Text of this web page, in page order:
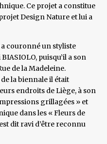
Ce projet a constitue
Design Nature et lui a
couronné un styliste
puisqu’il a son
de la Madeleine.
la biennale il était
endroits de Liège, à son
grillagées » et
dans les « Fleurs de
dit ravi d’être reconnu